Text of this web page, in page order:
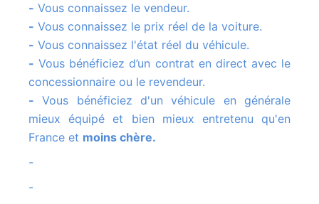
- Vous connaissez le vendeur.
- Vous connaissez le prix réel de la voiture.
- Vous connaissez l'état réel du véhicule.
- Vous bénéficiez d’un contrat en direct avec le
concessionnaire ou le revendeur.
- Vous bénéficiez d'un véhicule en générale
mieux équipé et bien mieux entretenu qu'en
France et moins chère.
-
-